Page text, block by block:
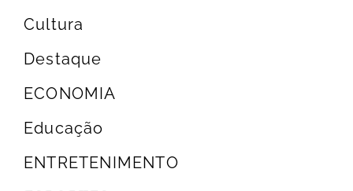
Cultura
Destaque
ECONOMIA
Educação
ENTRETENIMENTO